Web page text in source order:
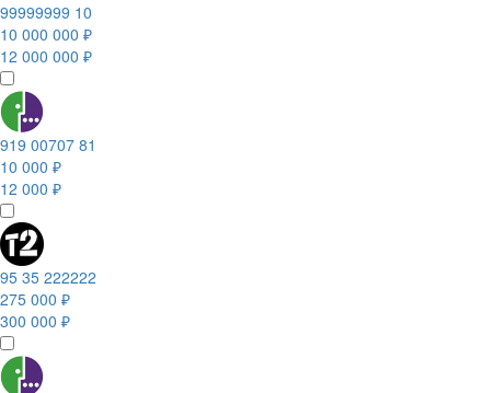
99999999 10
10 000 000 ₽
12 000 000 ₽
919 00707 81
10 000 ₽
12 000 ₽
95 35 222222
275 000 ₽
300 000 ₽